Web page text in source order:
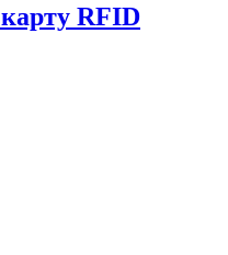
RFID